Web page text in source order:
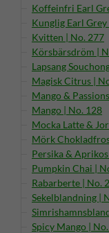
Koffeinfri Earl
Kunglig Earl Grey
Kvitten | No. 277
Körsbärsdröm |
Lapsang
Magisk Citrus |
Mango &
Mango | No. 128
Mocka Latte &
Mörk
Persika &
Pumpkin Chai |
Rabarberte | No.
Sekelblandning |
Spicy Mango |